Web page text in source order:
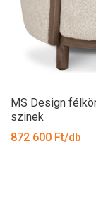
MS Design
szinek
872 600 Ft/db